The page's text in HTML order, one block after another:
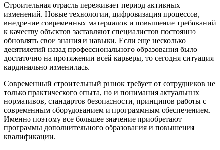
Строительная отрасль переживает период активных
изменений. Новые технологии, цифровизация процессов,
внедрение современных материалов и повышение требований
к качеству объектов заставляют специалистов постоянно
обновлять свои знания и навыки. Если еще несколько
десятилетий назад профессионального образования было
достаточно на протяжении всей карьеры, то сегодня ситуация
кардинально изменилась.
Современный строительный рынок требует от сотрудников не
только практического опыта, но и понимания актуальных
нормативов, стандартов безопасности, принципов работы с
современным оборудованием и программным обеспечением.
Именно поэтому все большее значение приобретают
программы дополнительного образования и повышения
квалификации.